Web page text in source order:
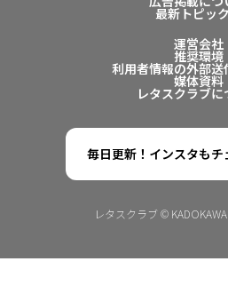
最新トピッ
運営会社
推奨環境
利用者情報の外部送
媒体資料
レタスクラブに
毎日更新！インスタもチ
レタスクラブ ©